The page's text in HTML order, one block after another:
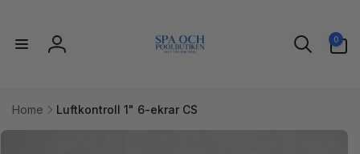
innehåll
Logga
0
artiklar
Home
Luftkontroll 1" 6-ekrar CS
till